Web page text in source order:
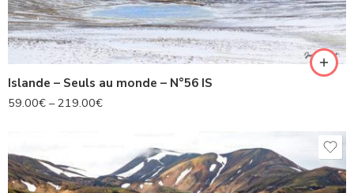
Islande – Seuls au monde – N°56 IS
59.00€ –219.00€